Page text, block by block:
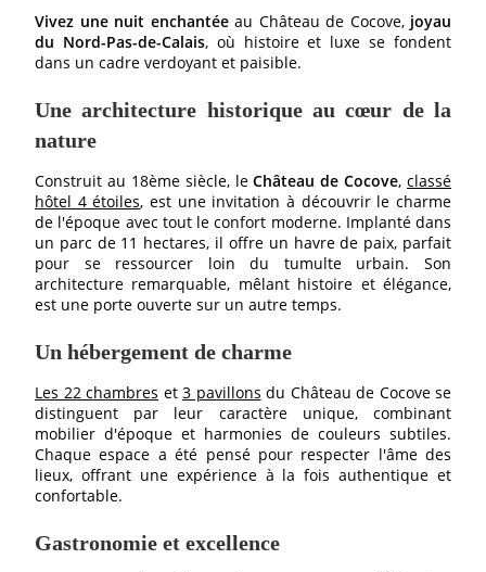
Vivez une nuit enchantéeau Château de Cocove, joyau
du Nord-Pas-de-Calais, où histoire et luxe se fondent
dans un cadre verdoyant et paisible.
Une architecture historique au cœur de la
nature
Construit au 18ème siècle, leChâteau de Cocove, classé
hôtel 4 étoiles, est une invitation à découvrir le charme
de l'époque avec tout le confort moderne. Implanté dans
un parc de 11 hectares, il offre un havre de paix, parfait
pour se ressourcer loin du tumulte urbain. Son
architecture remarquable, mêlant histoire et élégance,
est une porte ouverte sur un autre temps.
Un hébergement de charme
Les 22 chambres et 3 pavillons du Château de Cocove se
distinguent par leur caractère unique, combinant
mobilier d'époque et harmonies de couleurs subtiles.
Chaque espace a été pensé pour respecter l'âme des
lieux, offrant une expérience à la fois authentique et
confortable.
Gastronomie et excellence